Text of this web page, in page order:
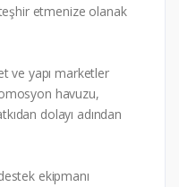
etmenize olanak
ve yapı marketler
havuzu,
dolayı adından
ekipmanı